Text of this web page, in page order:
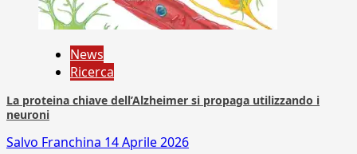
News
Ricerca
La proteina chiave dell’Alzheimer si propaga utilizzando i
neuroni
Salvo Franchina 14 Aprile 2026